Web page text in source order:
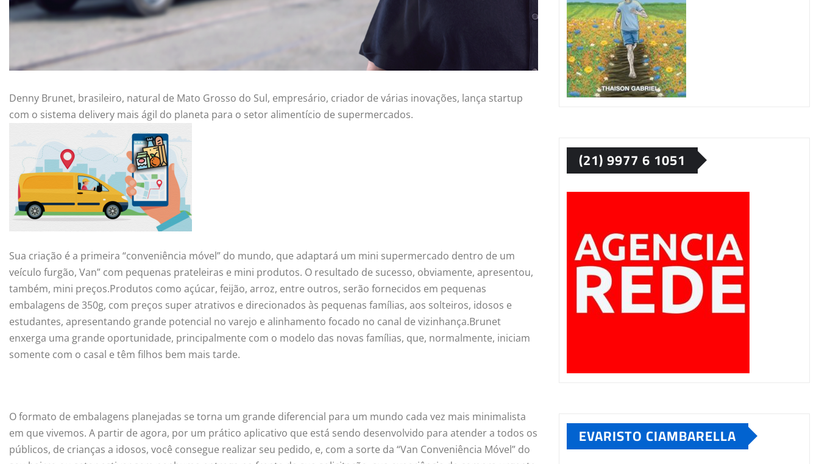
Denny Brunet, brasileiro, natural de Mato Grosso do Sul, empresário, criador de várias inovações, lança startup
com o sistema delivery mais ágil do planeta para o setor alimentício de supermercados.
Sua criação é a primeira “conveniência móvel” do mundo, que adaptará um mini supermercado dentro de um
veículo furgão, Van” com pequenas prateleiras e mini produtos. O resultado de sucesso, obviamente, apresentou,
também, mini preços.Produtos como açúcar, feijão, arroz, entre outros, serão fornecidos em pequenas
embalagens de 350g, com preços super atrativos e direcionados às pequenas famílias, aos solteiros, idosos e
estudantes, apresentando grande potencial no varejo e alinhamento focado no canal de vizinhança.Brunet
enxerga uma grande oportunidade, principalmente com o modelo das novas famílias, que, normalmente, iniciam
somente com o casal e têm filhos bem mais tarde.
O formato de embalagens planejadas se torna um grande diferencial para um mundo cada vez mais minimalista
em que vivemos. A partir de agora, por um prático aplicativo que está sendo desenvolvido para atender a todos os
públicos, de crianças a idosos, você consegue realizar seu pedido, e, com a sorte da “Van Conveniência Móvel” do
(21) 9977 6 1051
EVARISTO CIAMBARELLA